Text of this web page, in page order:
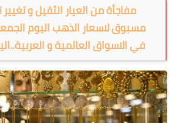
مطبخ هسامفاجأة من العيار الثقيل و
في الاسواق العالمية و